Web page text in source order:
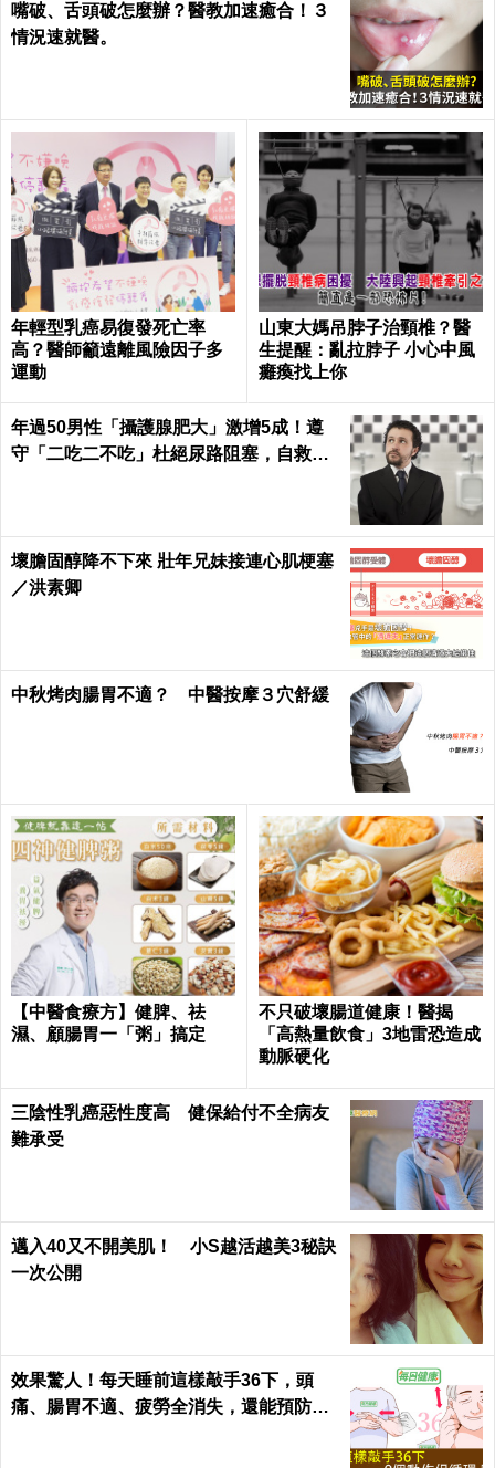
嘴破、舌頭破怎麼辦？醫教加速癒合！３
情況速就醫。
年輕型乳癌易復發死亡率
高？醫師籲遠離風險因子多
運動
山東大媽吊脖子治頸椎？醫
生提醒：亂拉脖子 小心中風
癱瘓找上你
年過50男性「攝護腺肥大」激增5成！遵
守「二吃二不吃」杜絕尿路阻塞，自救下
壞膽固醇降不下來 壯年兄妹接連心肌梗塞
／洪素卿
中秋烤肉腸胃不適？ 中醫按摩３穴舒緩
【中醫食療方】健脾、祛
濕、顧腸胃一「粥」搞定
不只破壞腸道健康！醫揭
「高熱量飲食」3地雷恐造成
動脈硬化
三陰性乳癌惡性度高 健保給付不全病友
難承受
邁入40又不開美肌！ 小S越活越美3秘訣
一次公開
效果驚人！每天睡前這樣敲手36下，頭
痛、腸胃不適、疲勞全消失，還能預防腦